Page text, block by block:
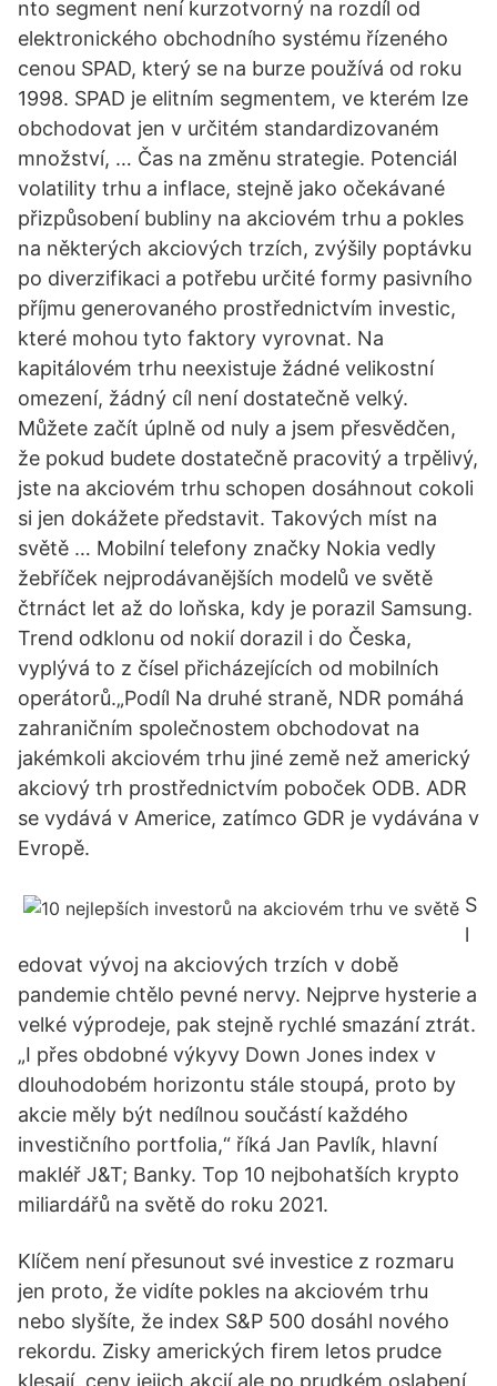
nto segment není kurzotvorný na rozdíl od
elektronického obchodního systému řízeného
cenou SPAD, který se na burze používá od roku
1998. SPAD je elitním segmentem, ve kterém lze
obchodovat jen v určitém standardizovaném
množství, … Čas na změnu strategie. Potenciál
volatility trhu a inflace, stejně jako očekávané
přizpůsobení bubliny na akciovém trhu a pokles
na některých akciových trzích, zvýšily poptávku
po diverzifikaci a potřebu určité formy pasivního
příjmu generovaného prostřednictvím investic,
které mohou tyto faktory vyrovnat. Na
kapitálovém trhu neexistuje žádné velikostní
omezení, žádný cíl není dostatečně velký.
Můžete začít úplně od nuly a jsem přesvědčen,
že pokud budete dostatečně pracovitý a trpělivý,
jste na akciovém trhu schopen dosáhnout cokoli
si jen dokážete představit. Takových míst na
světě … Mobilní telefony značky Nokia vedly
žebříček nejprodávanějších modelů ve světě
čtrnáct let až do loňska, kdy je porazil Samsung.
Trend odklonu od nokií dorazil i do Česka,
vyplývá to z čísel přicházejících od mobilních
operátorů.„Podíl Na druhé straně, NDR pomáhá
zahraničním společnostem obchodovat na
jakémkoli akciovém trhu jiné země než americký
akciový trh prostřednictvím poboček ODB. ADR
se vydává v Americe, zatímco GDR je vydávána v
Evropě.
S
l
edovat vývoj na akciových trzích v době
pandemie chtělo pevné nervy. Nejprve hysterie a
velké výprodeje, pak stejně rychlé smazání ztrát.
„I přes obdobné výkyvy Down Jones index v
dlouhodobém horizontu stále stoupá, proto by
akcie měly být nedílnou součástí každého
investičního portfolia,“ říká Jan Pavlík, hlavní
makléř J&T; Banky. Top 10 nejbohatších krypto
miliardářů na světě do roku 2021.
Klíčem není přesunout své investice z rozmaru
jen proto, že vidíte pokles na akciovém trhu
nebo slyšíte, že index S&P 500 dosáhl nového
rekordu. Zisky amerických firem letos prudce
klesají, ceny jejich akcií ale po prudkém oslabení